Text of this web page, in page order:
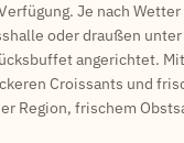
Je nach
oder draußen
angerichtet.
Croissants und
Region, frischem